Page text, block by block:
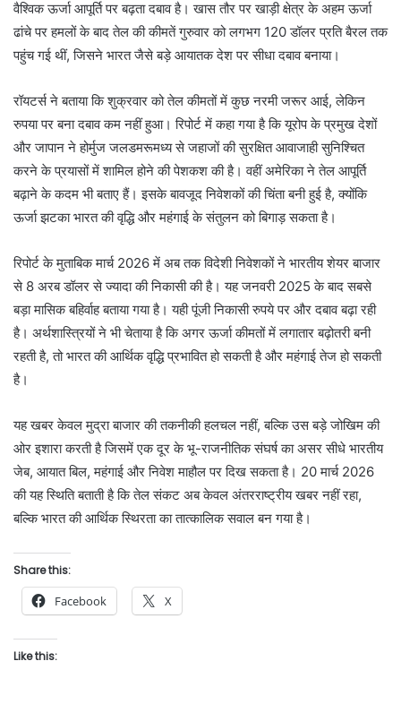
वैश्विक ऊर्जा आपूर्ति पर बढ़ता दबाव है। खास तौर पर खाड़ी क्षेत्र के अहम ऊर्जा
ढांचे पर हमलों के बाद तेल की कीमतें गुरुवार को लगभग 120 डॉलर प्रति बैरल तक
पहुंच गई थीं, जिसने भारत जैसे बड़े आयातक देश पर सीधा दबाव बनाया।
रॉयटर्स ने बताया कि शुक्रवार को तेल कीमतों में कुछ नरमी जरूर आई, लेकिन
रुपया पर बना दबाव कम नहीं हुआ। रिपोर्ट में कहा गया है कि यूरोप के प्रमुख देशों
और जापान ने होर्मुज जलडमरूमध्य से जहाजों की सुरक्षित आवाजाही सुनिश्चित
करने के प्रयासों में शामिल होने की पेशकश की है। वहीं अमेरिका ने तेल आपूर्ति
बढ़ाने के कदम भी बताए हैं। इसके बावजूद निवेशकों की चिंता बनी हुई है, क्योंकि
ऊर्जा झटका भारत की वृद्धि और महंगाई के संतुलन को बिगाड़ सकता है।
रिपोर्ट के मुताबिक मार्च 2026 में अब तक विदेशी निवेशकों ने भारतीय शेयर बाजार
से 8 अरब डॉलर से ज्यादा की निकासी की है। यह जनवरी 2025 के बाद सबसे
बड़ा मासिक बहिर्वाह बताया गया है। यही पूंजी निकासी रुपये पर और दबाव बढ़ा रही
है। अर्थशास्त्रियों ने भी चेताया है कि अगर ऊर्जा कीमतों में लगातार बढ़ोतरी बनी
रहती है, तो भारत की आर्थिक वृद्धि प्रभावित हो सकती है और महंगाई तेज हो सकती
है।
यह खबर केवल मुद्रा बाजार की तकनीकी हलचल नहीं, बल्कि उस बड़े जोखिम की
ओर इशारा करती है जिसमें एक दूर के भू-राजनीतिक संघर्ष का असर सीधे भारतीय
जेब, आयात बिल, महंगाई और निवेश माहौल पर दिख सकता है। 20 मार्च 2026
की यह स्थिति बताती है कि तेल संकट अब केवल अंतरराष्ट्रीय खबर नहीं रहा,
बल्कि भारत की आर्थिक स्थिरता का तात्कालिक सवाल बन गया है।
Share this:
Facebook X
Like this: